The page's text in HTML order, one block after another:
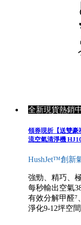
全新現貨熱銷中
領券現折【送雙
流空氣清淨機
HushJet™創新
強勁、精巧、
每秒輸出空氣
有效分解甲醛⁷
淨化9-12坪空間